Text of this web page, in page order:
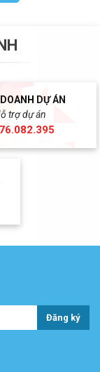
DỰ ÁN
trợ dự án
Đăng ký